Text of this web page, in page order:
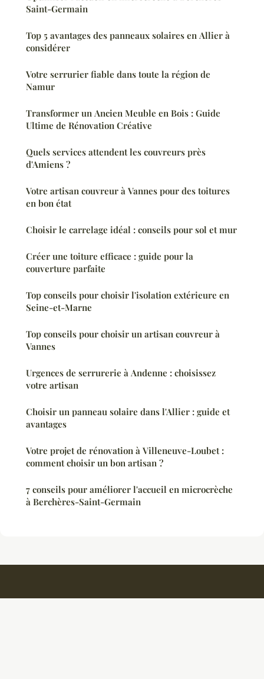
Saint-Germain
Top 5 avantages des panneaux solaires en Allier à
considérer
Votre serrurier fiable dans toute la région de
Namur
Transformer un Ancien Meuble en Bois : Guide
Ultime de Rénovation Créative
Quels services attendent les couvreurs près
d'Amiens ?
Votre artisan couvreur à Vannes pour des toitures
en bon état
Choisir le carrelage idéal : conseils pour sol et mur
Créer une toiture efficace : guide pour la
couverture parfaite
Top conseils pour choisir l'isolation extérieure en
Seine-et-Marne
Top conseils pour choisir un artisan couvreur à
Vannes
Urgences de serrurerie à Andenne : choisissez
votre artisan
Choisir un panneau solaire dans l'Allier : guide et
avantages
Votre projet de rénovation à Villeneuve-Loubet :
comment choisir un bon artisan ?
7 conseils pour améliorer l'accueil en microcrèche
à Berchères-Saint-Germain
Ambiancedouce